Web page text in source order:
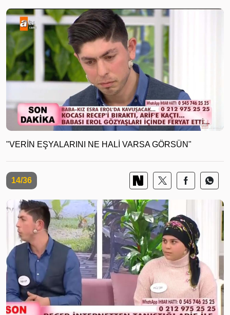
"VERİN EŞYALARINI NE HALİ VARSA GÖRSÜN"
14/36